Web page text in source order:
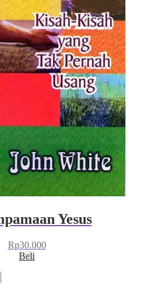
Yesus
Rp30.000
Beli